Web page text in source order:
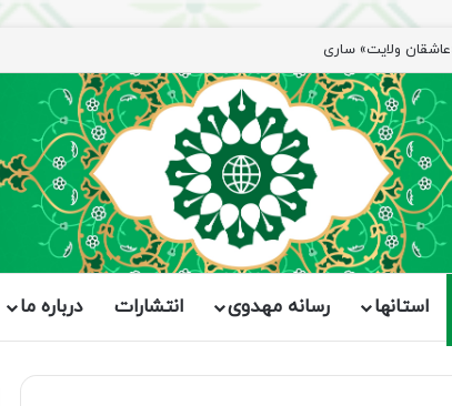
ولایت» ساری
استانها رسانه مهدوی انتشارات درباره ما